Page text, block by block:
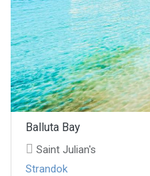
Balluta Bay
Saint Julian's
Strandok